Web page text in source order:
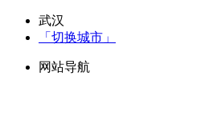
武汉
「切换城市」
网站导航